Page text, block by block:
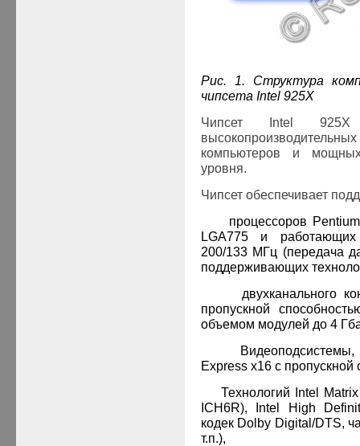
Рис. 1. Структура
чипсета Intel925X
Чипсет Intel 925X
компьютеров и
уровня.
Чипсет обеспечивает
процессоров
LGA775 и
200/133 МГц (передача
поддерживающих
двухканального
пропускной
объемом модулей до 4
Express x16 с пропускной
Технологий Intel
ICH6R), Intel High
кодек Dolby Digital/DTS,
т.п.),